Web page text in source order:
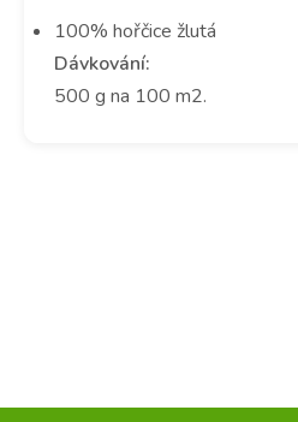
100% hořčice žlutá
Dávkování:
500 g na 100 m2.